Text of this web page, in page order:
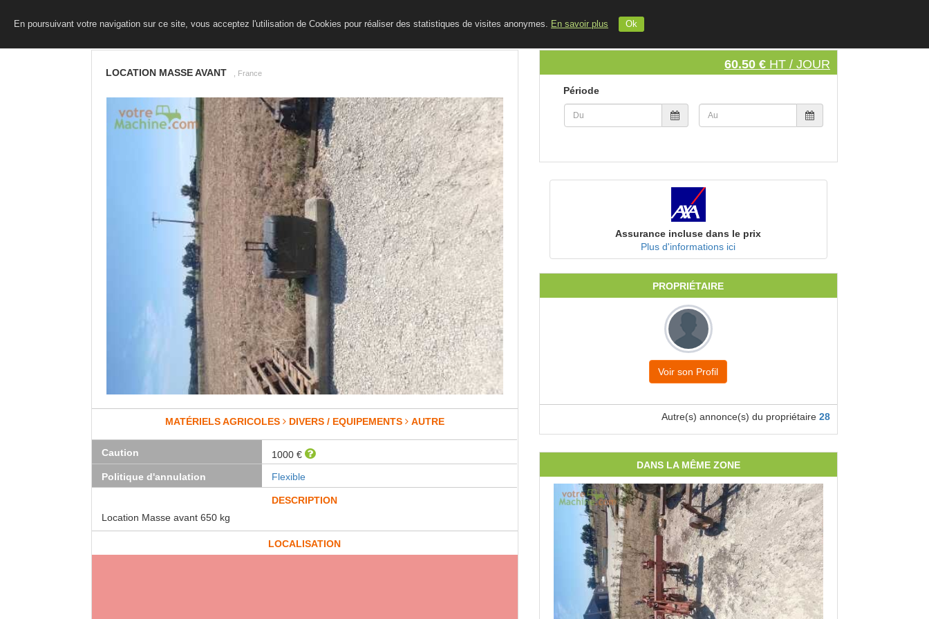
INSCRIVEZ VOTRE MATERIEL
En poursuivant votre navigation sur ce site, vous acceptez l'utilisation de Cookies pour réaliser des statistiques de visites anonymes. En savoir plus Ok
LOCATION MASSE AVANT , France
MATÉRIELS AGRICOLES DIVERS / EQUIPEMENTS AUTRE
Caution
1000 €
Politique d'annulation
Flexible
DESCRIPTION
Location Masse avant 650 kg
LOCALISATION
60.50 € HT / JOUR
Période
Assurance incluse dans le prix
Plus d'informations ici
PROPRIÉTAIRE
Voir son Profil
Autre(s) annonce(s) du propriétaire 28
DANS LA MÊME ZONE